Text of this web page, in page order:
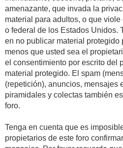
amenazante, que invada la
material para adultos, o que
o federal de los Estados Unidos.
en no publicar material protegido
menos que usted sea el
el consentimiento por escrito del
material protegido. El spam
(repetición), anuncios, mensajes
piramidales y colectas también
foro.
Tenga en cuenta que es
propietarios de este foro